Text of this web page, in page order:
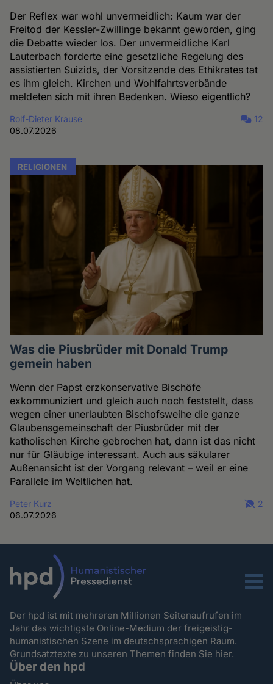
Der Reflex war wohl unvermeidlich: Kaum war der
Freitod der Kessler-Zwillinge bekannt geworden, ging
die Debatte wieder los. Der unvermeidliche Karl
Lauterbach forderte eine gesetzliche Regelung des
assistierten Suizids, der Vorsitzende des Ethikrates tat
es ihm gleich. Kirchen und Wohlfahrtsverbände
meldeten sich mit ihren Bedenken. Wieso eigentlich?
Rolf-Dieter Krause
08.07.2026
12
RELIGIONEN
Was die Piusbrüder mit Donald Trump
gemein haben
Wenn der Papst erzkonservative Bischöfe
exkommuniziert und gleich auch noch feststellt, dass
wegen einer unerlaubten Bischofsweihe die ganze
Glaubensgemeinschaft der Piusbrüder mit der
katholischen Kirche gebrochen hat, dann ist das nicht
nur für Gläubige interessant. Auch aus säkularer
Außenansicht ist der Vorgang relevant – weil er eine
Parallele im Weltlichen hat.
Peter Kurz
06.07.2026
2
Menu
Der hpd ist mit mehreren Millionen Seitenaufrufen im
Jahr das wichtigste Online-Medium der freigeistig-
humanistischen Szene im deutschsprachigen Raum.
Grundsatztexte zu unseren Themenfinden Sie hier.
Über den hpd